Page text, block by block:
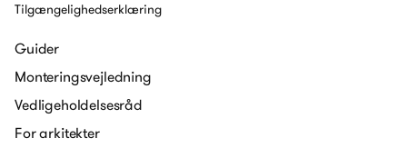
Tilgængelighedserklæring
Guider
Monteringsvejledning
Vedligeholdelsesråd
For arkitekter